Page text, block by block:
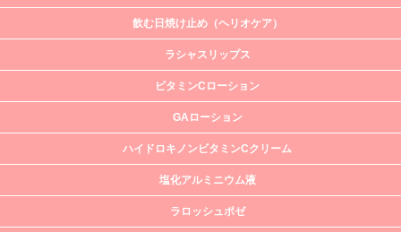
飲む日焼け止め（ヘリオケア）
ラシャスリップス
ビタミンCローション
GAローション
ハイドロキノンビタミンCクリーム
塩化アルミニウム液
ラロッシュポゼ